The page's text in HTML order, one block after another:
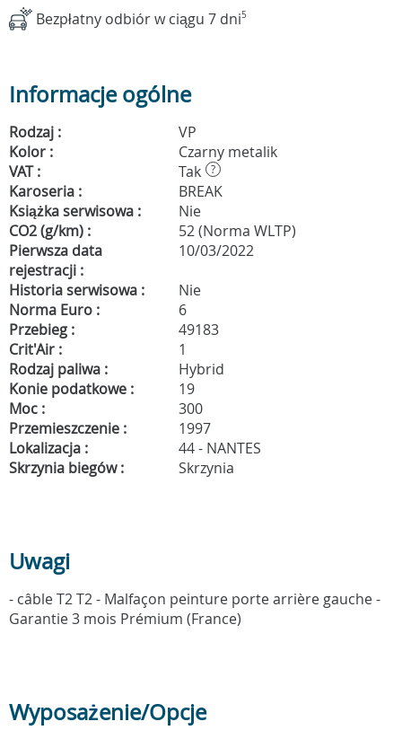
Bezpłatny odbiór w ciągu 7 dni5
Informacje ogólne
Rodzaj :
VP
Kolor :
Czarny metalik
VAT :
Tak ?
Karoseria :
BREAK
Książka serwisowa :
Nie
CO2 (g/km) :
52 (Norma WLTP)
Pierwsza data
rejestracji :
10/03/2022
Historia serwisowa :
Nie
Norma Euro :
6
Przebieg :
49183
Crit'Air :
1
Rodzaj paliwa :
Hybrid
Konie podatkowe :
19
Moc :
300
Przemieszczenie :
1997
Lokalizacja :
44 - NANTES
Skrzynia biegów :
Skrzynia
Uwagi
- câble T2 T2 - Malfaçon peinture porte arrière gauche -
Garantie 3 mois Prémium (France)
Wyposażenie/Opcje